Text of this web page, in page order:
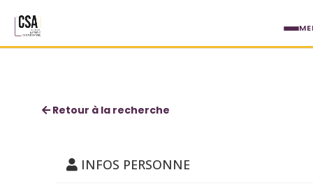
Véronique Snollaert-Forget
Retour à la recherche
INFOS PERSONNE